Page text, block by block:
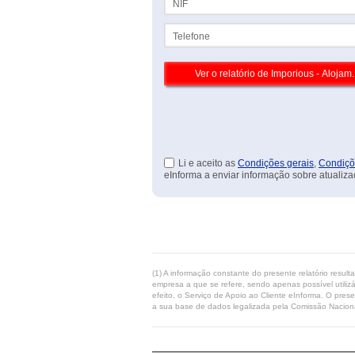
Li e aceito as Condições gerais,
eInforma a enviar informação sobre
(1) A informação constante do presente relatório
empresa a que se refere, sendo apenas possível
efeito, o Serviço de Apoio ao Cliente eInforma. O
a sua base de dados legalizada pela Comissão